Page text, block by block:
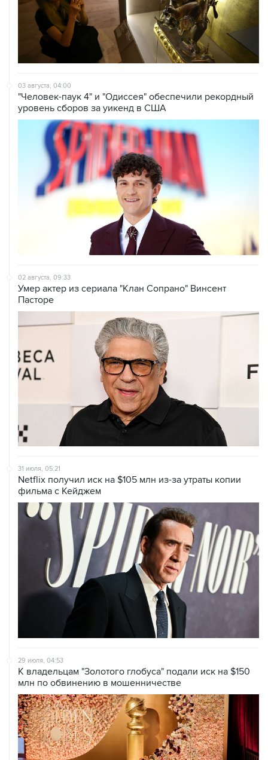
03 августа, 04:00
"Человек-паук 4" и "Одиссея" обеспечили рекордный
уровень сборов за уикенд в США
02 августа, 09:33
Умер актер из сериала "Клан Сопрано" Винсент
Пасторе
31 июля, 05:21
Netflix получил иск на $105 млн из-за утраты копии
фильма с Кейджем
29 июля, 04:53
К владельцам "Золотого глобуса" подали иск на $150
млн по обвинению в мошенничестве